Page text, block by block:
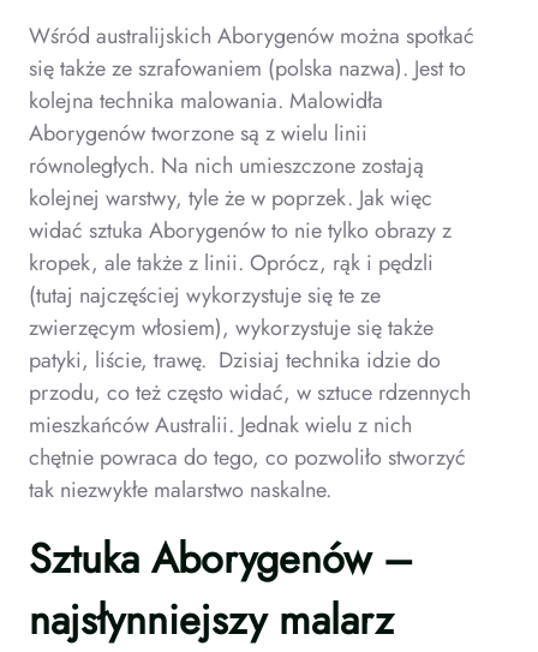
Wśród australijskich Aborygenów można spotkać
się także ze szrafowaniem (polska nazwa). Jest to
kolejna technika malowania. Malowidła
Aborygenów tworzone są z wielu linii
równoległych. Na nich umieszczone zostają
kolejnej warstwy, tyle że w poprzek. Jak więc
widać sztuka Aborygenów to nie tylko obrazy z
kropek, ale także z linii. Oprócz, rąk i pędzli
(tutaj najczęściej wykorzystuje się te ze
zwierzęcym włosiem), wykorzystuje się także
patyki, liście, trawę. Dzisiaj technika idzie do
przodu, co też często widać, w sztuce rdzennych
mieszkańców Australii. Jednak wielu z nich
chętnie powraca do tego, co pozwoliło stworzyć
tak niezwykłe malarstwo naskalne.
Sztuka Aborygenów –
najsłynniejszy malarz